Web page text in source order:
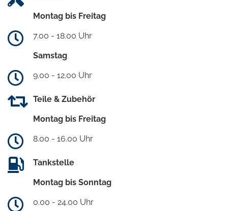
Montag bis Freitag
7.00 - 18.00 Uhr
Samstag
9.00 - 12.00 Uhr
Teile & Zubehör
Montag bis Freitag
8.00 - 16.00 Uhr
Tankstelle
Montag bis Sonntag
0.00 - 24.00 Uhr